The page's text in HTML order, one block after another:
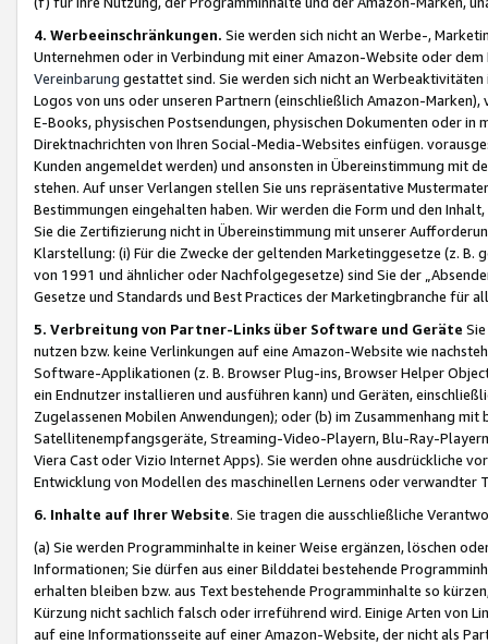
4. Werbeeinschränkungen. Sie werden sich nicht an Werbe-,
Unternehmen oder in Verbindung mit einer Amazon-Website oder
Vereinbarung gestattet sind. Sie werden sich nicht an
Logos von uns oder unseren Partnern (einschließlich Amazon-
E-Books, physischen Postsendungen, physischen Dokumenten oder in
Direktnachrichten von Ihren Social-Media-Websites einfügen.
Kunden angemeldet werden) und ansonsten in Übereinstimmung mit
stehen. Auf unser Verlangen stellen Sie uns repräsentative
Bestimmungen eingehalten haben. Wir werden die Form und den
Sie die Zertifizierung nicht in Übereinstimmung mit unserer
Klarstellung: (i) Für die Zwecke der geltenden Marketinggesetze (z. B.
von 1991 und ähnlicher oder Nachfolgegesetze) sind Sie der
Gesetze und Standards und Best Practices der Marketingbranche für
5. Verbreitung von Partner-Links über Software und Geräte
nutzen bzw. keine Verlinkungen auf eine Amazon-Website wie
Software-Applikationen (z. B. Browser Plug-ins, Browser Helper
ein Endnutzer installieren und ausführen kann) und Geräten,
Zugelassenen Mobilen Anwendungen); oder (b) im Zusammenhang
Satellitenempfangsgeräte, Streaming-Video-Playern, Blu-Ray-
Viera Cast oder Vizio Internet Apps). Sie werden ohne ausdrückliche
Entwicklung von Modellen des maschinellen Lernens oder
6. Inhalte auf Ihrer Website. Sie tragen die ausschließliche
(a) Sie werden Programminhalte in keiner Weise ergänzen, löschen
Informationen; Sie dürfen aus einer Bilddatei bestehende
erhalten bleiben bzw. aus Text bestehende Programminhalte so
Kürzung nicht sachlich falsch oder irreführend wird. Einige Arten von
auf eine Informationsseite auf einer Amazon-Website, der nicht als